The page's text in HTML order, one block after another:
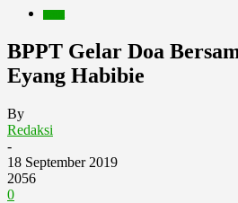
BPPT Gelar Doa
Eyang Habibie
By
Redaksi
-
18 September 2019
2056
0